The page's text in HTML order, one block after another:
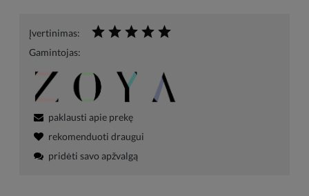
Įvertinimas:
Gamintojas:
paklausti apie prekę
rekomenduoti draugui
pridėti savo apžvalgą